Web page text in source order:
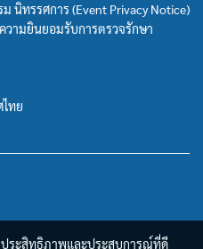
นิทรรศการ (Event Privacy Notice)
วามยินยอมรับการตรวจรักษา
ทย
ประสิทธิภาพและประสบการณ์ที่ดี